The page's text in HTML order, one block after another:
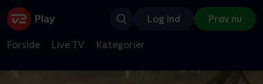
Log ind Prøv nu
Forside Live TV Kategorier